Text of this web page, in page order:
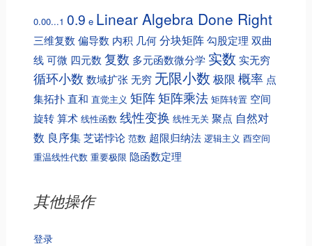
0.00...1 0.9 e Linear Algebra Done Right
三维复数 偏导数 内积 几何分块矩阵勾股定理 双曲
线可微 四元数 复数 多元函数微分学 实数 实无穷
循环小数 数域扩张无穷 无限小数 极限 概率 点
集拓扑直和 直觉主义 矩阵矩阵乘法 矩阵转置 空间
旋转算术 线性函数 线性变换 线性无关 聚点 自然对
数 良序集芝诺悖论 范数 超限归纳法 逻辑主义 酉空间
重温线性代数 重要极限 隐函数定理
其他操作
登录